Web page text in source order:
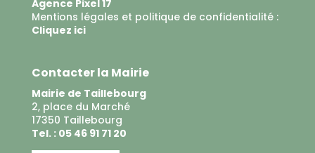
Agence Pixel 17
Mentions légales et politique de confidentialité :
Cliquez ici
Contacter la Mairie
Mairie de Taillebourg
2, place du Marché
17350 Taillebourg
Tel. : 05 46 91 71 20